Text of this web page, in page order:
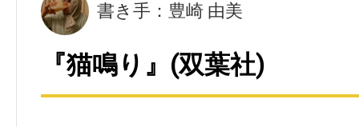
書き手：豊崎 由美
『猫鳴り』(双葉社)